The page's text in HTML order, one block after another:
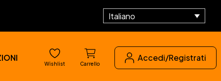
Italiano
Wishlist Carrello
Accedi/Registrati